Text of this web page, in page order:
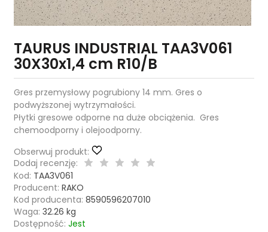
TAURUS INDUSTRIAL TAA3V061
30X30x1,4 cm R10/B
Gres przemysłowy pogrubiony 14 mm. Gres o
podwyższonej wytrzymałości.
Płytki gresowe odporne na duże obciążenia. Gres
chemoodporny i olejoodporny.
Obserwuj produkt:
Dodaj recenzję:
Kod: TAA3V061
Producent: RAKO
Kod producenta: 8590596207010
Waga: 32.26 kg
Dostępność: Jest